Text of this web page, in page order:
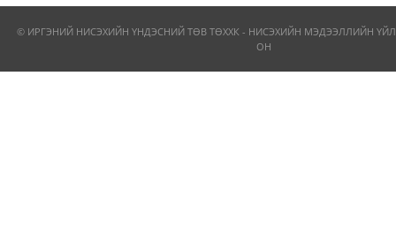
© ИРГЭНИЙ НИСЭХИЙН ҮНДЭСНИЙ ТӨВ ТӨХХК - НИСЭХИЙН МЭДЭЭЛЛИЙН
ОН